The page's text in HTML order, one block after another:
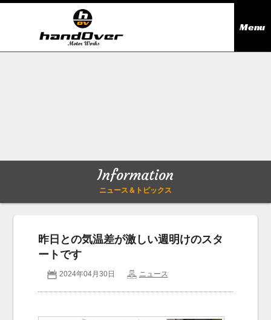
Menu
Company outline
会社概要
アクセス
お問い合わせ
Information
ニュース＆トピックス
昨日との気温差が激しい週明けのスタ
ートです
2024年04月30日 ニュース